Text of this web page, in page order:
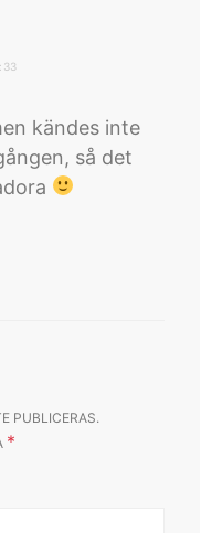
kändes inte
så det
PUBLICERAS.
*